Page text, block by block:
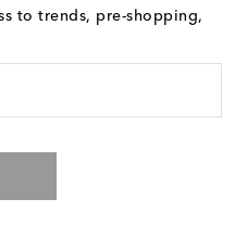
to trends, pre-shopping,